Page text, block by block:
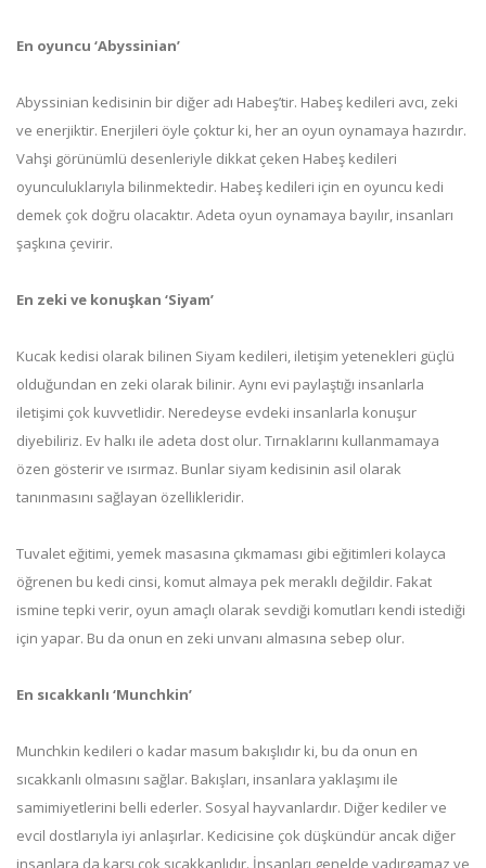
En oyuncu ‘Abyssinian’
Abyssinian kedisinin bir diğer adı Habeş’tir. Habeş kedileri avcı, zeki
ve enerjiktir. Enerjileri öyle çoktur ki, her an oyun oynamaya hazırdır.
Vahşi görünümlü desenleriyle dikkat çeken Habeş kedileri
oyunculuklarıyla bilinmektedir. Habeş kedileri için en oyuncu kedi
demek çok doğru olacaktır. Adeta oyun oynamaya bayılır, insanları
şaşkına çevirir.
En zeki ve konuşkan ‘Siyam’
Kucak kedisi olarak bilinen Siyam kedileri, iletişim yetenekleri güçlü
olduğundan en zeki olarak bilinir. Aynı evi paylaştığı insanlarla
iletişimi çok kuvvetlidir. Neredeyse evdeki insanlarla konuşur
diyebiliriz. Ev halkı ile adeta dost olur. Tırnaklarını kullanmamaya
özen gösterir ve ısırmaz. Bunlar siyam kedisinin asil olarak
tanınmasını sağlayan özellikleridir.
Tuvalet eğitimi, yemek masasına çıkmaması gibi eğitimleri kolayca
öğrenen bu kedi cinsi, komut almaya pek meraklı değildir. Fakat
ismine tepki verir, oyun amaçlı olarak sevdiği komutları kendi istediği
için yapar. Bu da onun en zeki unvanı almasına sebep olur.
En sıcakkanlı ‘Munchkin’
Munchkin kedileri o kadar masum bakışlıdır ki, bu da onun en
sıcakkanlı olmasını sağlar. Bakışları, insanlara yaklaşımı ile
samimiyetlerini belli ederler. Sosyal hayvanlardır. Diğer kediler ve
evcil dostlarıyla iyi anlaşırlar. Kedicisine çok düşkündür ancak diğer
insanlara da karşı çok sıcakkanlıdır. İnsanları genelde yadırgamaz ve